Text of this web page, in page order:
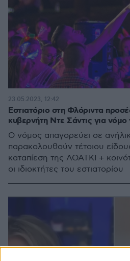
Εστιατόριο στη Φλόριντα
κυβερνήτη Ντε Σάντις για
Ο νόμος απαγορεύει σε
παρακολουθούν τέτοιου
καταπίεση της ΛΟΑΤΚΙ +
οι ιδιοκτήτες του εστιατορίου
23.05.2023, 12:42